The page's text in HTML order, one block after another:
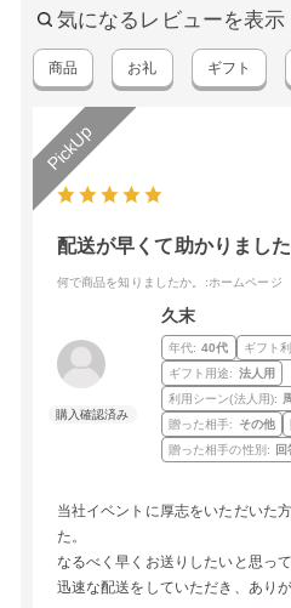
気になるレビューを表示
商品 お礼 ギフト
配送が早くて助かりました
何で商品を知りましたか。 :ホームページ
久末
年代: 40代 ギフト
ギフト用途: 法人用
利用シーン(法人用):
贈った相手:
その他
贈った相手の性別:
当社イベントに厚志をいただいた
た。
なるべく早くお送りしたいと思っ
迅速な配送をしていただき、あり